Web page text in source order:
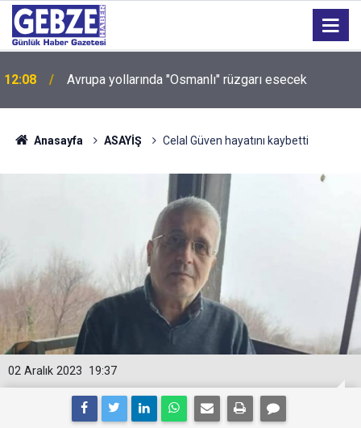
12:08
Avrupa yollarında "Osmanlı" rüzgarı esecek
12:04
Sokakları zehirleyenlere geçit yok: Kocaeli'de 6 kişi
Anasayfa ASAYİŞ Celal Güven hayatını kaybetti
19:37
02 Aralık 2023